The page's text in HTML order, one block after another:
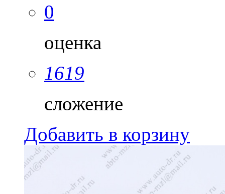
0
оценка
1619
сложение
Добавить в корзину